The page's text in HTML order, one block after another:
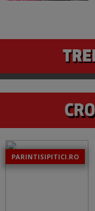
PARINTISIPITICI.RO